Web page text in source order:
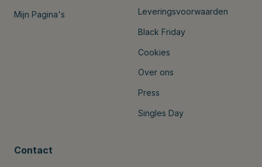
Mijn Pagina's
Leveringsvoorwaarden
Black Friday
Cookies
Over ons
Press
Singles Day
Contact